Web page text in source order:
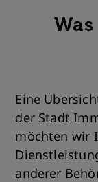
Eine
der Stadt
möchten wir
anderer